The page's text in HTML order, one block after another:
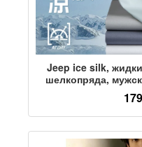
Jeep ice silk,
шелкопряда,
рукавами, новинка
летняя